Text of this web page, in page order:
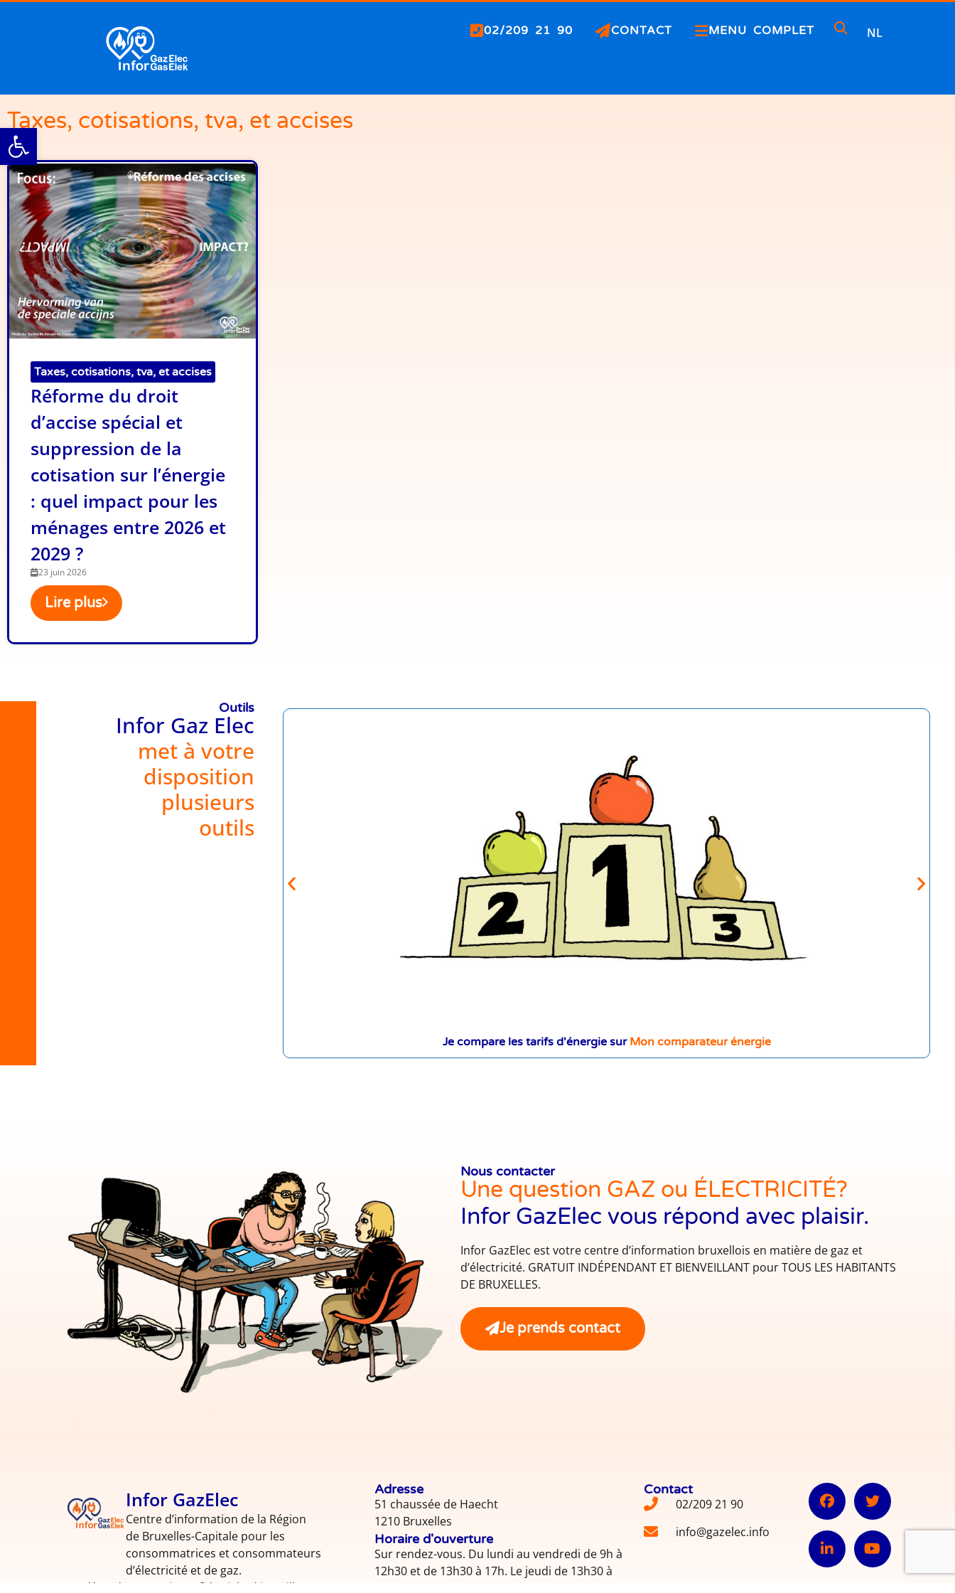
Ouvrir la barre d’outils
02/209 21 90 CONTACT MENU COMPLET NL
Taxes, cotisations, tva, et accises
Taxes, cotisations, tva, et accises
Réforme du droit
d’accise spécial et
suppression de la
cotisation sur l’énergie
: quel impact pour les
ménages entre 2026 et
2029 ?
23 juin 2026
Lire plus
Outils
Infor Gaz Elec
met à votre
disposition
plusieurs
outils
Je compare les tarifs d'énergie sur Mon comparateur énergie
Nous contacter
Une question GAZ ou ÉLECTRICITÉ?
Infor GazElec vous répond avec plaisir.
Infor GazElec est votre centre d’information bruxellois en matière de gaz et
d’électricité. GRATUIT INDÉPENDANT ET BIENVEILLANT pour TOUS LES HABITANTS
DE BRUXELLES.
Je prends contact
Infor GazElec
Centre d’information de la Région
de Bruxelles-Capitale pour les
consommatrices et consommateurs
d’électricité et de gaz.
Indépendant, gratuit, confidentiel et bienveillant!
Adresse
51 chaussée de Haecht
1210 Bruxelles
Horaire d'ouverture
Sur rendez-vous. Du lundi au vendredi de 9h à
12h30 et de 13h30 à 17h. Le jeudi de 13h30 à
Contact
02/209 21 90
info@gazelec.info